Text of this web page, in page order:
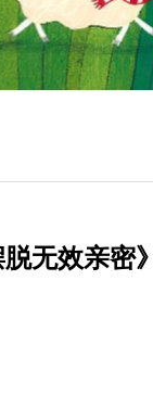
脱无效亲密